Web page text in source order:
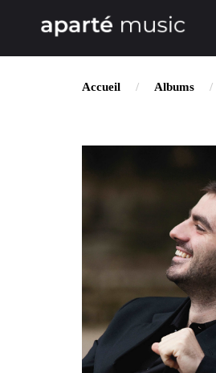
Accueil Albums